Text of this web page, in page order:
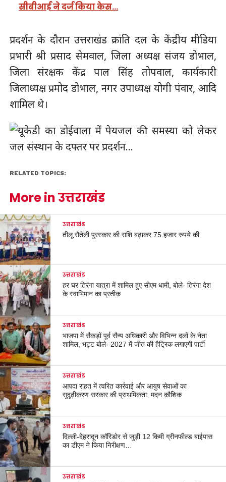
सीबीआई ने दर्ज किया केस…
प्रदर्शन के दौरान उत्तराखंड क्रांति दल के केंद्रीय मीडिया
प्रभारी श्री प्रसाद सेमवाल, जिला अध्यक्ष संजय डोभाल,
जिला संरक्षक केंद्र पाल सिंह तोपवाल, कार्यकारी
जिलाध्यक्ष प्रमोद डोभाल, नगर उपाध्यक्ष योगी पंवार, आदि
शामिल थे।
RELATED TOPICS:
More in उत्तराखंड
उत्तराखंड
तीलू रौतेली पुरस्कार की राशि बढ़ाकर 75 हजार रुपये की
उत्तराखंड
हर घर तिरंगा यात्रा में शामिल हुए सीएम धामी, बोले- तिरंगा देश
के स्वाभिमान का प्रतीक
उत्तराखंड
भाजपा में सैकड़ों पूर्व सैन्य अधिकारी और विभिन्न दलों के नेता
शामिल, भट्ट बोले- 2027 में जीत की हैट्रिक लगाएगी पार्टी
उत्तराखंड
आपदा राहत में त्वरित कार्रवाई और आयुष सेवाओं का
सुदृढ़ीकरण सरकार की प्राथमिकता: मदन कौशिक
उत्तराखंड
दिल्ली-देहरादून कॉरिडोर से जुड़ी 12 किमी ग्रीनफील्ड बाईपास
का डीएम ने किया निरीक्षण…
उत्तराखंड